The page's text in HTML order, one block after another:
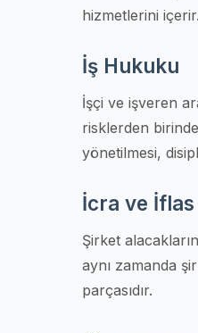
hizmetlerini
İş Hukuku
İşçi ve işveren
risklerden
yönetilmesi,
İcra ve
Şirket
aynı zamanda
parçasıdır.